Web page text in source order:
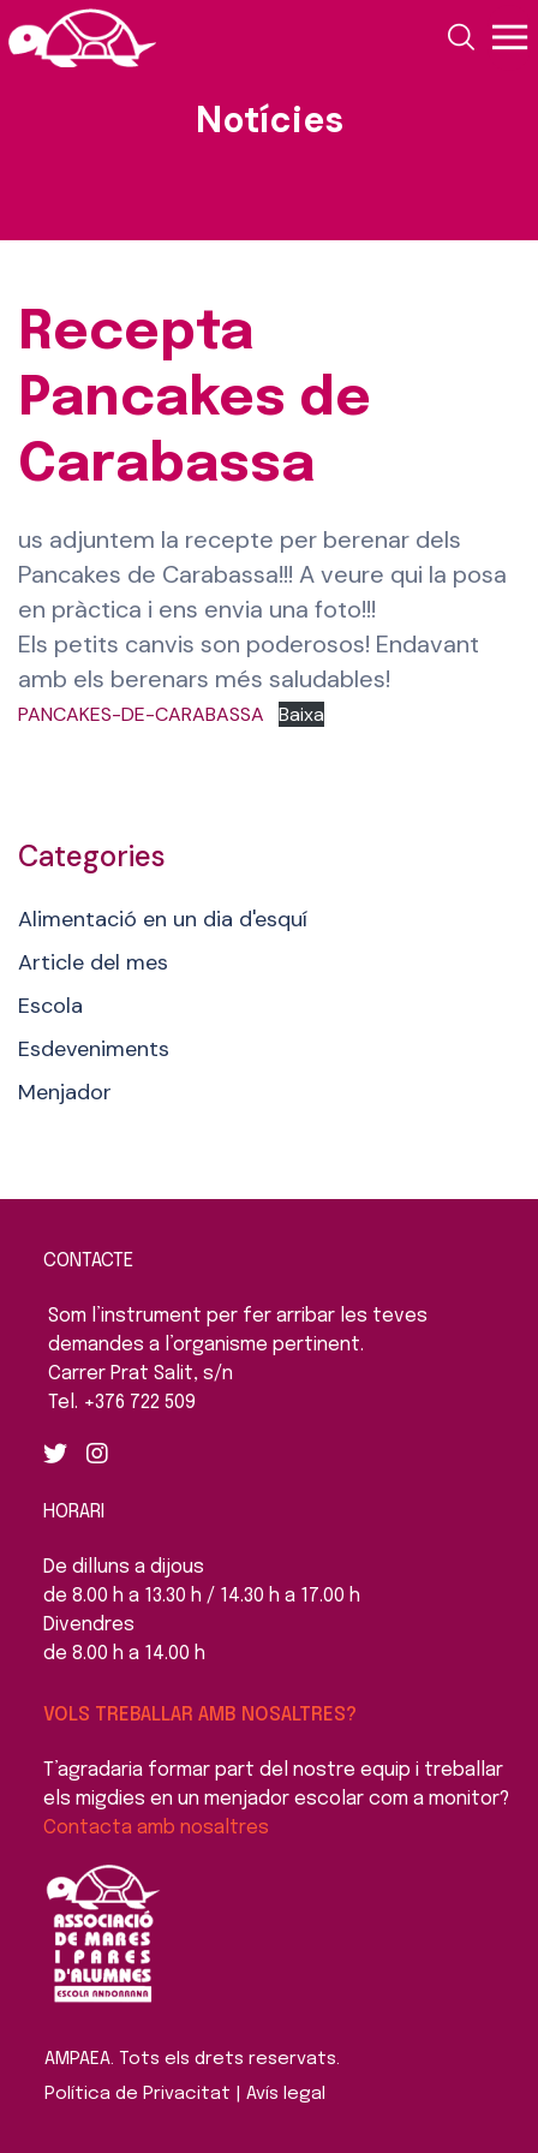
Notícies
Recepta
Pancakes de
Carabassa
us adjuntem la recepte per berenar dels
Pancakes de Carabassa!!! A veure qui la posa
en pràctica i ens envia una foto!!!
Els petits canvis son poderosos! Endavant
amb els berenars més saludables!
PANCAKES-DE-CARABASSA Baixa
Categories
Alimentació en un dia d'esquí
Article del mes
Escola
Esdeveniments
Menjador
CONTACTE
Som l’instrument per fer arribar les teves
demandes a l’organisme pertinent.
Carrer Prat Salit, s/n
Tel. +376 722 509
HORARI
De dilluns a dijous
de 8.00 h a 13.30 h / 14.30 h a 17.00 h
Divendres
de 8.00 h a 14.00 h
VOLS TREBALLAR AMB NOSALTRES?
T’agradaria formar part del nostre equip i treballar
els migdies en un menjador escolar com a monitor?
Contacta amb nosaltres
AMPAEA. Tots els drets reservats.
Política de Privacitat | Avís legal